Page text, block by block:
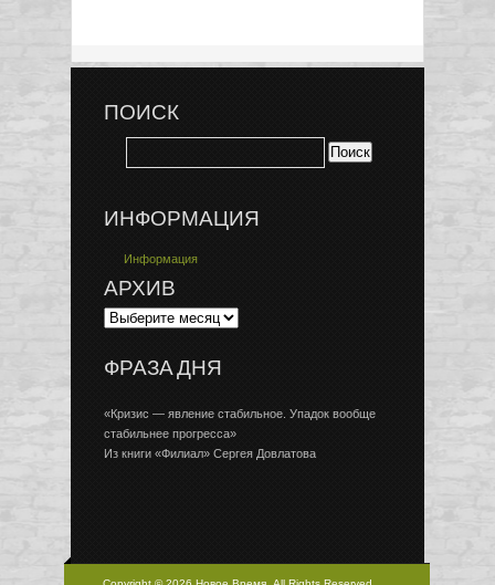
ПОИСК
ИНФОРМАЦИЯ
Информация
АРХИВ
ФРАЗА ДНЯ
«Кризис — явление стабильное. Упадок вообще
стабильнее прогресса»
Из книги «Филиал» Сергея Довлатова